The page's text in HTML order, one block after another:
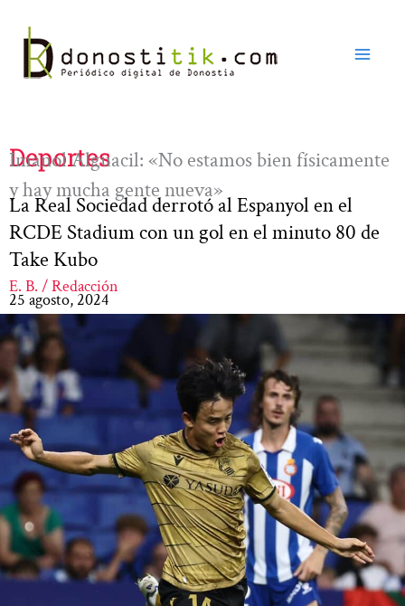
contenido
Deportes
Imanol Alguacil: «No estamos bien físicamente
y hay mucha gente nueva»
La Real Sociedad derrotó al Espanyol en el
RCDE Stadium con un gol en el minuto 80 de
Take Kubo
E. B. / Redacción
25 agosto, 2024